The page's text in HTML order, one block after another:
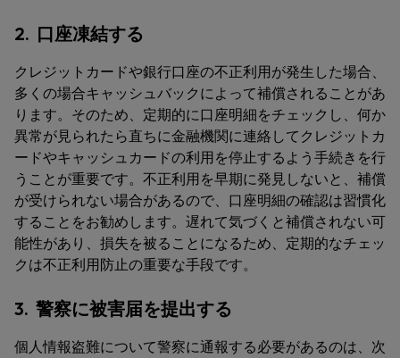
2. 口座凍結する
クレジットカードや銀行口座の不正利用が発生した場合、
多くの場合キャッシュバックによって補償されることがあ
ります。そのため、定期的に口座明細をチェックし、何か
異常が見られたら直ちに金融機関に連絡してクレジットカ
ードやキャッシュカードの利用を停止するよう手続きを行
うことが重要です。不正利用を早期に発見しないと、補償
が受けられない場合があるので、口座明細の確認は習慣化
することをお勧めします。遅れて気づくと補償されない可
能性があり、損失を被ることになるため、定期的なチェッ
クは不正利用防止の重要な手段です。
3. 警察に被害届を提出する
個人情報盗難について警察に通報する必要があるのは、次